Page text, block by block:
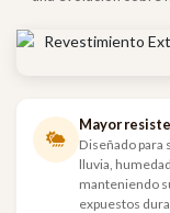
Mayor
Diseñado
lluvia,
manteniendo
expuestos